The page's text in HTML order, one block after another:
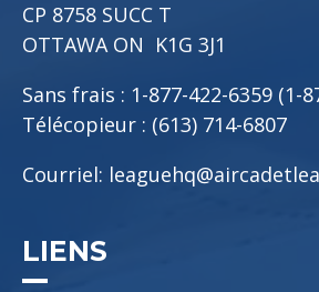
CP 8758 SUCC T
OTTAWA ON K1G 3J1
Sans frais : 1-877-422-6359 (1-
Télécopieur : (613) 714-6807
Courriel:
LIENS